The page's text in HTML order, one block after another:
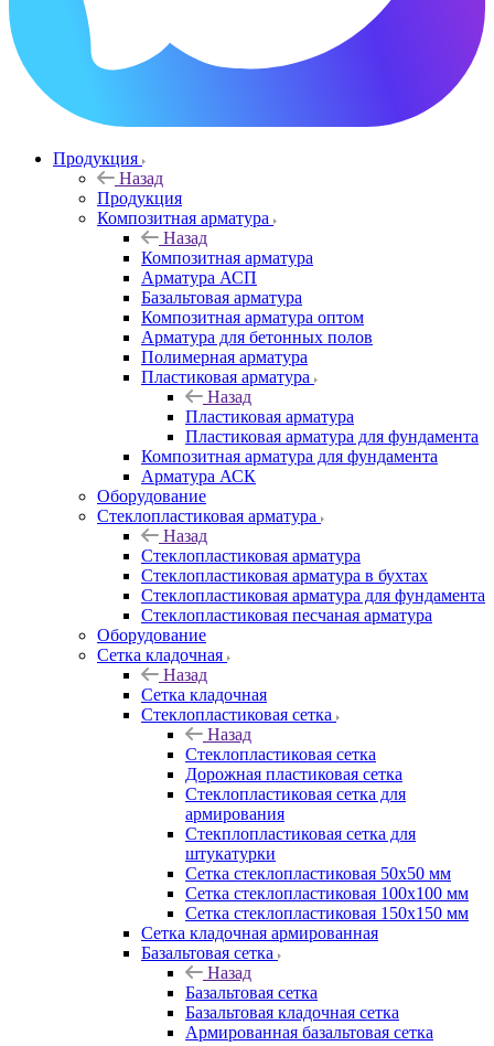
Продукция
Назад
Продукция
Композитная арматура
Назад
Композитная арматура
Арматура АСП
Базальтовая арматура
Композитная арматура оптом
Арматура для бетонных полов
Полимерная арматура
Пластиковая арматура
Назад
Пластиковая арматура
Пластиковая арматура для фундамента
Композитная арматура для фундамента
Арматура АСК
Оборудование
Cтеклопластиковая арматура
Назад
Cтеклопластиковая арматура
Стеклопластиковая арматура в бухтах
Стеклопластиковая арматура для фундамента
Стеклопластиковая песчаная арматура
Оборудование
Сетка кладочная
Назад
Сетка кладочная
Стеклопластиковая сетка
Назад
Стеклопластиковая сетка
Дорожная пластиковая сетка
Стеклопластиковая сетка для
армирования
Стекплопластиковая сетка для
штукатурки
Сетка стеклопластиковая 50x50 мм
Сетка стеклопластиковая 100x100 мм
Сетка стеклопластиковая 150x150 мм
Сетка кладочная армированная
Базальтовая сетка
Назад
Базальтовая сетка
Базальтовая кладочная сетка
Армированная базальтовая сетка